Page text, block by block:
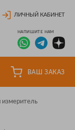
ЛИЧНЫЙ КАБИНЕТ
НАПИШИТЕ НАМ
ВАШ ЗАКАЗ